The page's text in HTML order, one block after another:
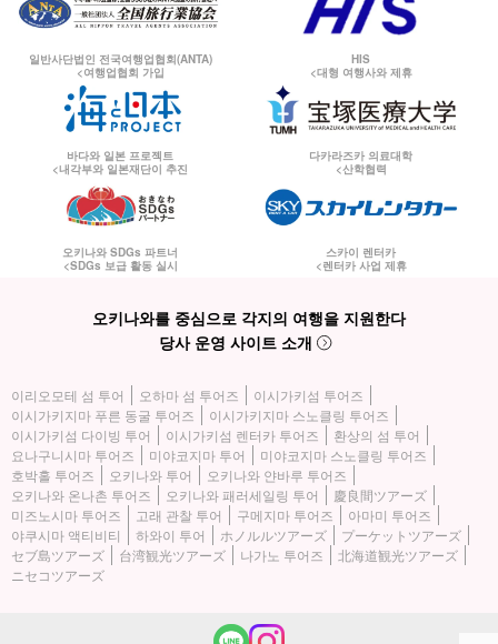
일반사단법인 전국여행업협회(ANTA)
<여행업협회 가입
HIS
<대형 여행사와 제휴
바다와 일본 프로젝트
<내각부와 일본재단이 추진
다카라즈카 의료대학
<산학협력
오키나와 SDGs 파트너
<SDGs 보급 활동 실시
스카이 렌터카
<렌터카 사업 제휴
오키나와를 중심으로 각지의 여행을 지원한다
당사 운영 사이트 소개
이리오모테 섬 투어 오하마 섬 투어즈
이시가키섬 투어즈
이시가키지마 푸른 동굴 투어즈
이시가키지마 스노클링 투어즈
이시가키섬 다이빙 투어
이시가키섬 렌터카 투어즈
환상의 섬 투어
요나구니시마 투어즈
미야코지마 투어
미야코지마 스노클링 투어즈
호박홀 투어즈
오키나와 투어
오키나와 얀바루 투어즈
오키나와 온나촌 투어즈
오키나와 패러세일링 투어
慶良間ツアーズ
미즈노시마 투어즈
고래 관찰 투어 구메지마 투어즈
아마미 투어즈
야쿠시마 액티비티
하와이 투어 ホノルルツアーズ
プーケットツアーズ
セブ島ツアーズ
台湾観光ツアーズ 나가노 투어즈
北海道観光ツアーズ
ニセコツアーズ